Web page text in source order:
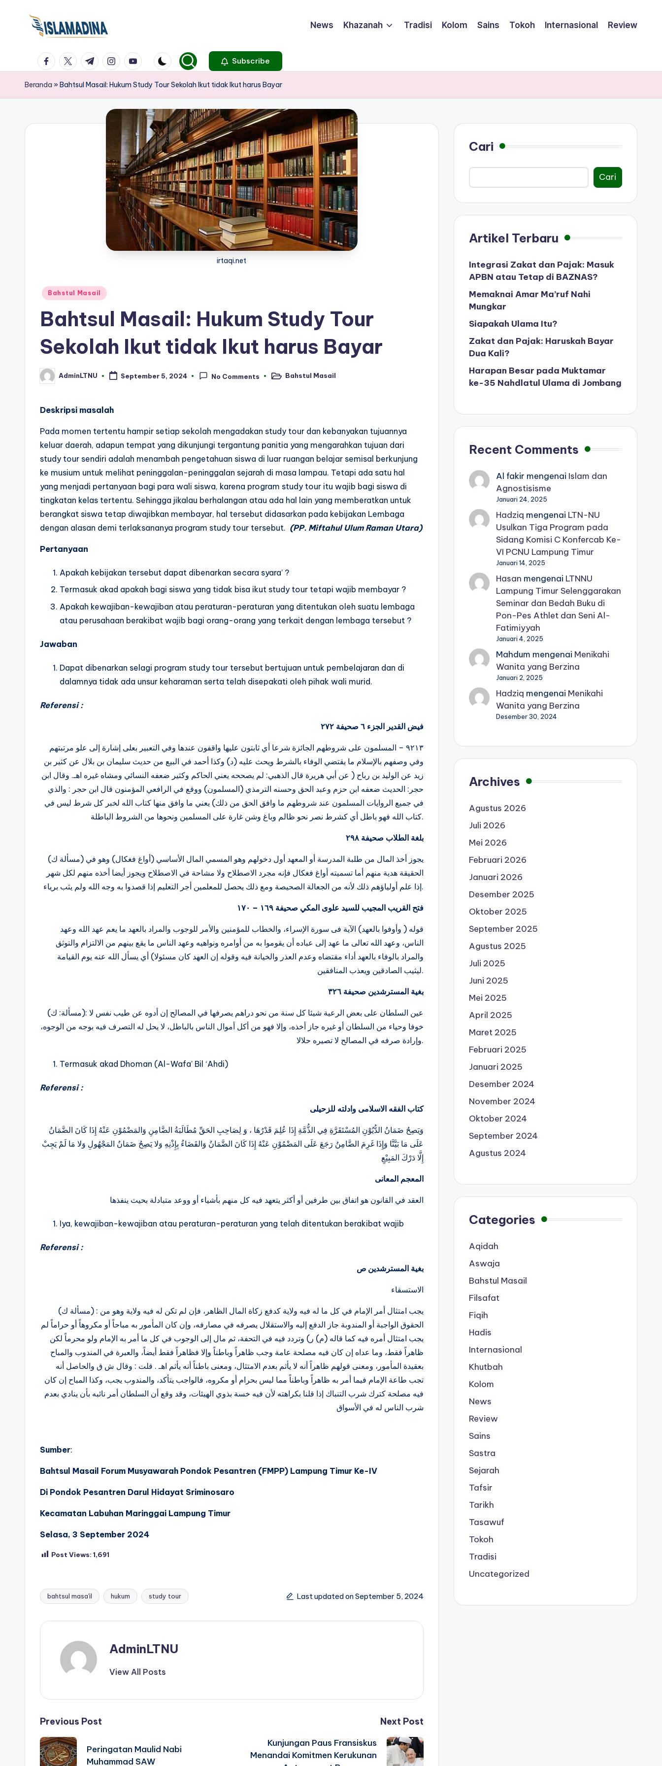
News Khazanah Tradisi Kolom Sains Tokoh Internasional Review
facebook.com
twitter.com
t.me instagram.com
youtube.com Subscribe
Beranda »Bahtsul Masail: Hukum Study Tour Sekolah Ikut tidak Ikut harus Bayar
irtaqi.net
Posted
Bahstul Masail
Bahtsul Masail: Hukum Study Tour
Sekolah Ikut tidak Ikut harus Bayar
Posted
by
AdminLTNU September 5, 2024 No Comments
PostedBahstul Masail
Deskripsi masalah
Pada momen tertentu hampir setiap sekolah mengadakan study tour dan kebanyakan tujuannya
keluar daerah, adapun tempat yang dikunjungi tergantung panitia yang mengarahkan tujuan dari
study tour sendiri adalah menambah pengetahuan siswa di luar ruangan belajar semisal berkunjung
ke musium untuk melihat peninggalan-peninggalan sejarah di masa lampau. Tetapi ada satu hal
yang menjadi pertanyaan bagi para wali siswa, karena program study tour itu wajib bagi siswa di
tingkatan kelas tertentu. Sehingga jikalau berhalangan atau ada hal lain yang memberatkan untuk
berangkat siswa tetap diwajibkan membayar, hal tersebut didasarkan pada kebijakan Lembaga
dengan alasan demi terlaksananya program study tour tersebut. (PP. Miftahul Ulum Raman Utara)
Pertanyaan
Apakah kebijakan tersebut dapat dibenarkan secara syara’ ?
Termasuk akad apakah bagi siswa yang tidak bisa ikut study tour tetapi wajib membayar ?
Apakah kewajiban-kewajiban atau peraturan-peraturan yang ditentukan oleh suatu lembaga
atau perusahaan berakibat wajib bagi orang-orang yang terkait dengan lembaga tersebut ?
Jawaban
Dapat dibenarkan selagi program study tour tersebut bertujuan untuk pembelajaran dan di
dalamnya tidak ada unsur keharaman serta telah disepakati oleh pihak wali murid.
Referensi :
فيض القدير الجزء ٦ صحيفة ٢٧٢
٩٢١٣ – المسلمون على شروطهم الجائزة شرعا أي ثابتون عليها واقفون عندها وفي التعبير بعلى إشارة إلى علو مرتبتهم
وفي وصفهم بالإسلام ما يقتضي الوفاء بالشرط ويحث عليه (د) وكذا أحمد في البيع من حديث سليمان بن بلال عن كثير بن
زيد عن الوليد بن رباح ( عن أبي هريرة قال الذهبي: لم يصححه يعني الحاكم وكثير ضعفه النسائي ومشاه غيره اهـ. وقال ابن
حجر: الحديث ضعفه ابن حزم وعبد الحق وحسنه الترمذي (المسلمون) ووقع في الرافعي المؤمنون قال ابن حجر : والذي
في جميع الروايات المسلمون عند شروطهم ما وافق الحق من ذلك) يعني ما وافق منها كتاب الله لخبر كل شرط ليس في
كتاب الله فهو باطل أي كشرط نصر نحو ظالم وباغ وشن غارة على المسلمين ونحوها من الشروط الباطلة.
بلغة الطلاب صحيفة ٢٩٨
(مسألة ك) يجوز أخذ المال من طلبة المدرسة أو المعهد أول دخولهم وهو المسمي المال الأساسي (أواغ فغكال) وهو في
الحقيقة هدية منهم أما تسميته أواغ فغكال فإنه مجرد الاصطلاح ولا مشاحة في الاصطلاح ويجوز أيضا أخذه منهم لكل شهر
إذا علم أولياؤهم ذلك لأنه من الجعالة الصحيصة ومع ذلك يحصل للمعلمين أجر التعليم إذا قصدوا به وجه الله ولم يثب برياء.
فتح القريب المجيب للسيد علوى المكي صحيفة ١٦٩ – ١٧٠
قوله ( وأوفوا بالعهد) الآية فى سورة الإسراء، والخطاب للمؤمنين والأمر للوجوب والمراد بالعهد ما يعم عهد الله وعهد
الناس، وعهد الله تعالى ما عهد إلى عباده أن يقوموا به من أوامره ونواهيه وعهد الناس ما يقع بينهم من الالتزام والتوثق
والمراد بالوفاء بالعهد أداء مقتضاه وعدم العذر والخيانة فيه وقوله إن العهد كان مسئولا) أي يسأل الله عنه يوم القيامة
ليثيب الصادقين ويعذب المنافقين.
بغية المسترشدين صحيفة ٣٢٦
(مسألة: ك): عين السلطان على بعض الرعية شيئا كل سنة من نحو دراهم يصرفها في المصالح إن أدوه عن طيب نفس لا
خوفا وحياء من السلطان أو غيره جاز أخذه، وإلا فهو من أكل أموال الناس بالباطل، لا يحل له التصرف فيه بوجه من الوجوه،
وإرادة صرفه في المصالح لا تصيره حلالا.
Termasuk akad Dhoman (Al-Wafa’ Bil ‘Ahdi)
Referensi :
كتاب الفقه الاسلامى وادلته للزحيلى
وَيَصِحُ ضَمَانُ الدُّيُوْنِ المُسْتَقَرَّةِ فِي الذُّمَّةِ إِذَا عُلِمَ قَدْرُهَا ، وَ لِصَاحِبِ الحَقِّ مُطَالَبَةُ الضَّامِنِ وَالمَضْمُوْنِ عَنْهُ إِذَا كَانَ الضَّمَانُ
عَلَى مَا بَيَّنَّا وَإِذَا غَرِمَ الضَّامِنُ رَجَعَ عَلَى المَضْمُوْنِ عَنْهُ إِذَا كَانَ الضَّمَانُ وَالقَضَاءُ بِإِذْنِهِ وَلا يَصِحُ ضَمَانُ المَجْهُولِ وَلا مَا لَمْ يَجِبْ
إِلَّا دَرْكَ المَبِيْعِ
المعجم المعانى
العقد في القانون هو اتفاق بين طرفين أو أكثر يتعهد فيه كل منهم بأشياء أو ووعد متبادلة بحيث ينفذها
Iya, kewajiban-kewajiban atau peraturan-peraturan yang telah ditentukan berakibat wajib
Referensi :
بغية المسترشدين ص
الاستسقاء
(مسألة ك) : يجب امتثال أمر الإمام في كل ما له فيه ولاية كدفع زكاة المال الظاهر، فإن لم تكن له فيه ولاية وهو من
الحقوق الواجبة أو المندوبة جاز الدفع إليه والاستقلال يصرفه في مصارفه، وإن كان المأمور به مباحاً أو مكروهاً أو حراماً لم
يجب امتثال أمره فيه كما قاله (م) ر) وتردد فيه في التحفة، ثم مال إلى الوجوب في كل ما أمر به الإمام ولو محرماً لكن
ظاهراً فقط، وما عداه إن كان فيه مصلحة عامة وجب ظاهراً وباطناً وإلا فظاهراً فقط أيضاً، والعبرة في المندوب والمباح
بعقيدة المأمور، ومعنى قولهم ظاهراً أنه لا يأثم بعدم الامتثال، ومعنى باطناً أنه يأثم اهـ . قلت : وقال ش ق والحاصل أنه
تجب طاعة الإمام فيما أمر به ظاهراً وباطناً مما ليس بحرام أو مكروه، فالواجب يتأكد، والمندوب يجب، وكذا المباح إن كان
فيه مصلحة كترك شرب التنباك إذا قلنا بكراهته لأن فيه خسة بذوي الهيئات، وقد وقع أن السلطان أمر نائبه بأن ينادي بعدم
شرب الناس له في الأسواق
Sumber:
Bahtsul Masail Forum Musyawarah Pondok Pesantren (FMPP) Lampung Timur Ke-IV
Di Pondok Pesantren Darul Hidayat Sriminosaro
Kecamatan Labuhan Maringgai Lampung Timur
Selasa, 3 September 2024
Post Views: 1,691
Tags:
bahtsul masa'il hukum study tour Last updated on September 5, 2024
AdminLTNU
View All Posts
Post
navigation
Previous Post
Peringatan Maulid Nabi
Muhammad SAW
Next Post
Kunjungan Paus Fransiskus
Menandai Komitmen Kerukunan
Cari
Cari
Artikel Terbaru
Integrasi Zakat dan Pajak: Masuk
APBN atau Tetap di BAZNAS?
Memaknai Amar Ma’ruf Nahi
Mungkar
Siapakah Ulama Itu?
Zakat dan Pajak: Haruskah Bayar
Dua Kali?
Harapan Besar pada Muktamar
ke-35 Nahdlatul Ulama di Jombang
Recent Comments
Al fakir mengenai Islam dan
Agnostisisme
Januari 24, 2025
Hadziq mengenai LTN-NU
Usulkan Tiga Program pada
Sidang Komisi C Konfercab Ke-
VI PCNU Lampung Timur
Januari 14, 2025
Hasan mengenai LTNNU
Lampung Timur Selenggarakan
Seminar dan Bedah Buku di
Pon-Pes Athlet dan Seni Al-
Fatimiyyah
Januari 4, 2025
Mahdum mengenai Menikahi
Wanita yang Berzina
Januari 2, 2025
Hadziq mengenai Menikahi
Wanita yang Berzina
Desember 30, 2024
Archives
Agustus 2026
Juli 2026
Mei 2026
Februari 2026
Januari 2026
Desember 2025
Oktober 2025
September 2025
Agustus 2025
Juli 2025
Juni 2025
Mei 2025
April 2025
Maret 2025
Februari 2025
Januari 2025
Desember 2024
November 2024
Oktober 2024
September 2024
Agustus 2024
Categories
Aqidah
Aswaja
Bahstul Masail
Filsafat
Fiqih
Hadis
Internasional
Khutbah
Kolom
News
Review
Sains
Sastra
Sejarah
Tafsir
Tarikh
Tasawuf
Tokoh
Tradisi
Uncategorized